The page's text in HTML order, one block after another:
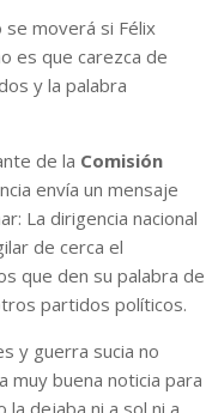
se moverá si Félix
es que carezca de
y la palabra
de la Comisión
envía un mensaje
La dirigencia nacional
de cerca el
que den su palabra de
partidos políticos.
y guerra sucia no
muy buena noticia para
la dejaba ni a sol ni a